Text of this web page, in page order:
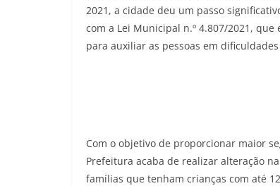
2021, a cidade deu um passo
com a Lei Municipal n.º 4.807/2021,
para auxiliar as pessoas em
Com o objetivo de proporcionar maior
Prefeitura acaba de realizar alteração
famílias que tenham crianças com até